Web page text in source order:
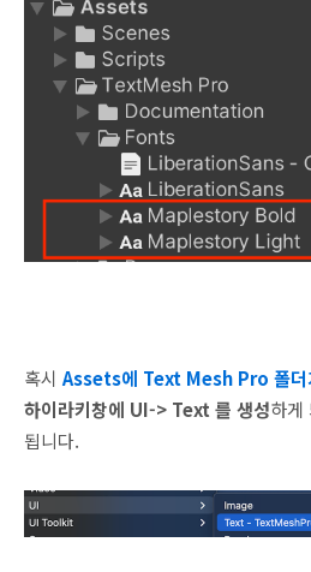
혹시 Assets에 Text Mesh Pro 폴더
하이라키창에 UI-> Text 를 생성하게
됩니다.